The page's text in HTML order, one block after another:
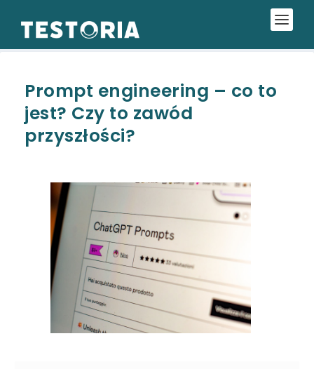
Prompt engineering – co to
jest? Czy to zawód
przyszłości?